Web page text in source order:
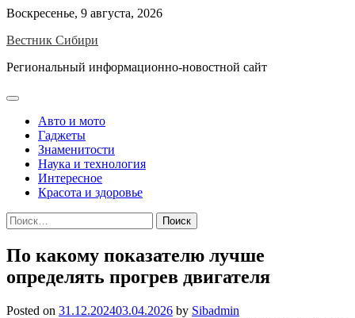
Skip
content
Воскресенье, 9 августа, 2026
Вестник Сибири
Региональный информационно-новостной сайт
Авто и мото
Гаджеты
Знаменитости
Наука и технология
Интересное
Красота и здоровье
Найти:
По какому показателю лучше
определять прогрев двигателя
Posted on 31.12.202403.04.2026 by Sibadmin